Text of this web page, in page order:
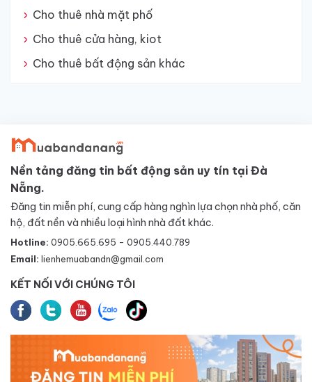
Cho thuê nhà mặt phố
Cho thuê cửa hàng, kiot
Cho thuê bất động sản khác
Nền tảng đăng tin bất động sản uy tín tại Đà
Nẵng.
Đăng tin miễn phí, cung cấp hàng nghìn lựa chọn nhà phố, căn
hộ, đất nền và nhiều loại hình nhà đất khác.
Hotline: 0905.665.695 - 0905.440.789
Email: lienhemuabandn@gmail.com
KẾT NỐI VỚI CHÚNG TÔI